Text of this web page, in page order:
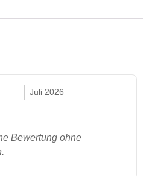
Juli 2026
Bewertung ohne